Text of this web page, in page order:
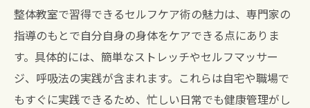
整体教室で習得できるセルフケア術の魅力は、専門家の
指導のもとで自分自身の身体をケアできる点にありま
す。具体的には、簡単なストレッチやセルフマッサー
ジ、呼吸法の実践が含まれます。これらは自宅や職場で
もすぐに実践できるため、忙しい日常でも健康管理がし